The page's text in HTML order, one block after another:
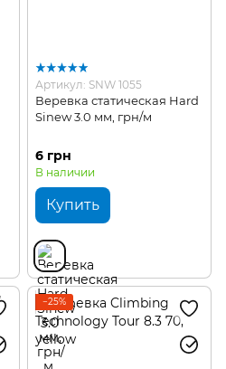
Артикул: SNW 1055
Веревка статическая Hard
Sinew 3.0 мм, грн/м
6 грн
В наличии
Купить
−25%